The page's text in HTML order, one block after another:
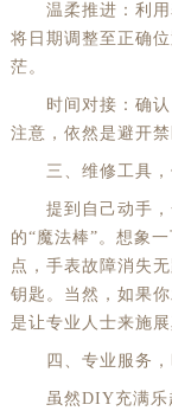
温柔推进：利用
将日期调整至正确
茫。
时间对接：确认
注意，依然是避开禁
三、维修工具，
提到自己动手，
的“魔法棒”。想象
点，手表故障消失
钥匙。当然，如果
是让专业人士来施展
四、专业服务，
虽然DIY充满乐趣